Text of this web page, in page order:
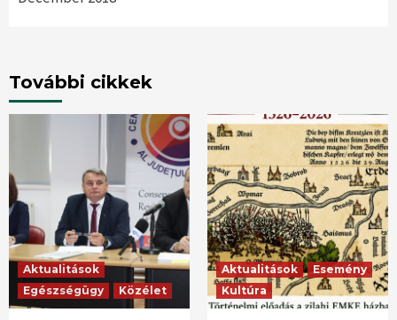
További cikkek
Aktualitások
Egészségügy
Közélet
Aktualitások
Esemény
Kultúra